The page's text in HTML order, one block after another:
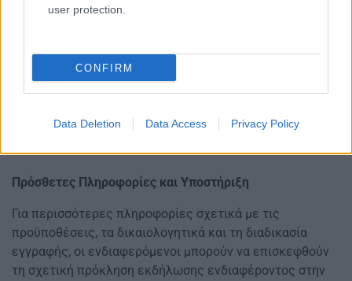
user protection.
CONFIRM
Data Deletion Data Access Privacy Policy
Πρόσθετες Πληροφορίες και Υποστήριξη
Για περισσότερες πληροφορίες σχετικά με τις
προϋποθέσεις, τα δικαιολογητικά και τη διαδικασία
εγγραφής, οι ενδιαφερόμενοι μπορούν να επισκεφθούν
τη σχετική πρόκληση εκδήλωσης ενδιαφέροντος στην